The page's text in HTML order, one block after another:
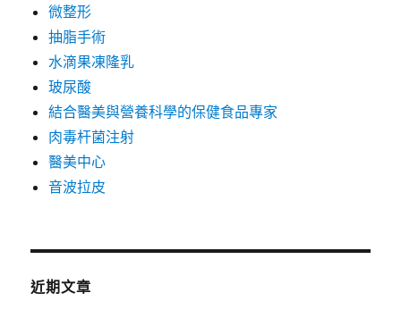
微整形
抽脂手術
水滴果凍隆乳
玻尿酸
結合醫美與營養科學的保健食品專家
肉毒杆菌注射
醫美中心
音波拉皮
近期文章